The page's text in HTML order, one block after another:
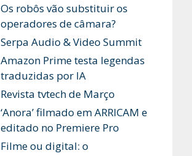
Os robôs vão substituir os
operadores de câmara?
Serpa Audio & Video Summit
Amazon Prime testa legendas
traduzidas por IA
Revista tvtech de Março
‘Anora’ filmado em ARRICAM e
editado no Premiere Pro
Filme ou digital: o